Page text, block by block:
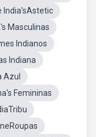
India'sAstetic
Masculinas
Indianos
Indiana
Azul
Femininas